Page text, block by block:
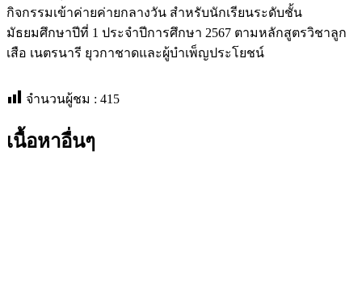
กิจกรรมเข้าค่ายค่ายกลางวัน สำหรับนักเรียนระดับชั้น
มัธยมศึกษาปีที่ 1 ประจำปีการศึกษา 2567 ตามหลักสูตรวิชาลูก
เสือ เนตรนารี ยุวกาชาดและผู้บำเพ็ญประโยชน์
จำนวนผู้ชม : 415
เนื้อหาอื่นๆ